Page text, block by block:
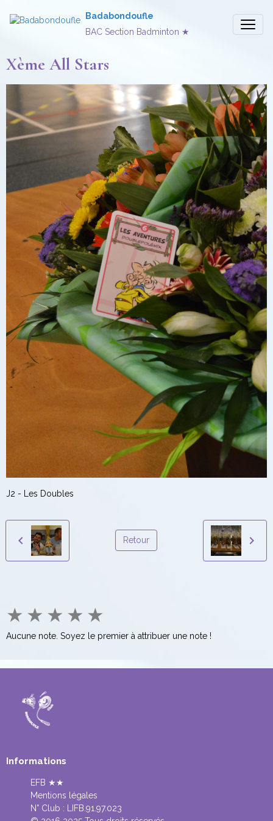
Badabondoufle
BAC Section Badminton ★
Xème All Stars
J2 - Les Doubles
Retour
★ ★ ★ ★ ★
Aucune note. Soyez le premier à attribuer une note !
Informations
EFB ★★
Mentions légales
N° Club :
LIFB.91.97.023